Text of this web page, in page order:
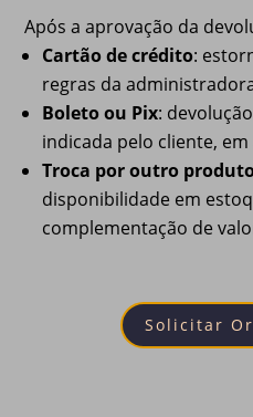
Após a aprovação da
Cartão de crédito:
regras da
Boleto ou Pix:
indicada pelo cliente, em
Troca por outro
disponibilidade em
complementação de
Solicitar